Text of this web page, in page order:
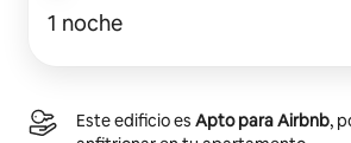
1 noche
Este edificio es Apto para Airbnb,